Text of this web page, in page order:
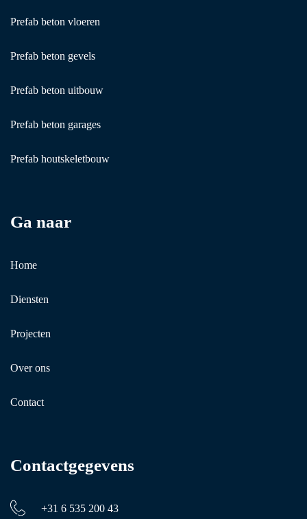
Prefab beton vloeren
Prefab beton gevels
Prefab beton uitbouw
Prefab beton garages
Prefab houtskeletbouw
Ga naar
Home
Diensten
Projecten
Over ons
Contact
Contactgegevens
+31 6 535 200 43